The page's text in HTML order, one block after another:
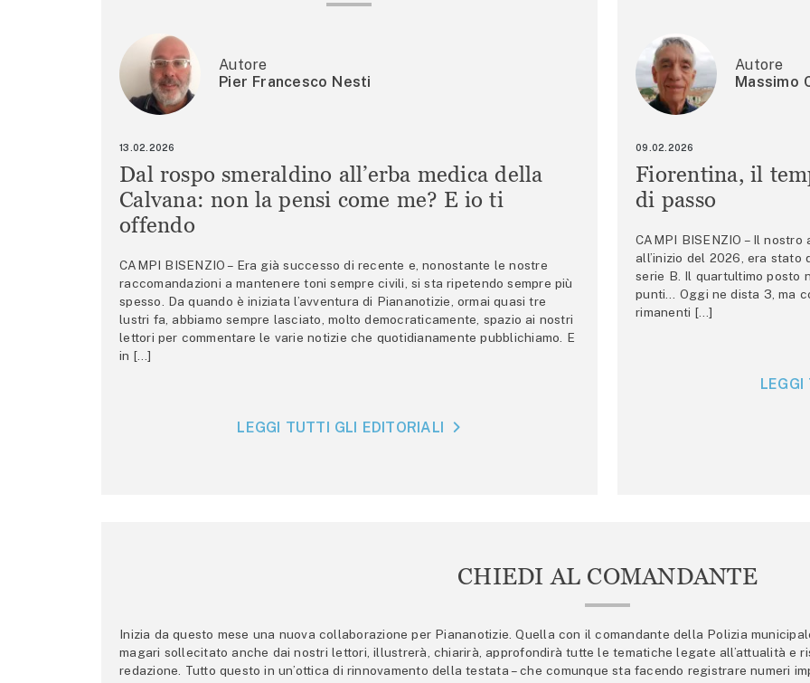
Autore
Pier Francesco Nesti
13.02.2026
Dal rospo smeraldino all’erba medica della
Calvana: non la pensi come me? E io ti
offendo
CAMPI BISENZIO – Era già successo di recente e, nonostante le nostre
raccomandazioni a mantenere toni sempre civili, si sta ripetendo sempre più
spesso. Da quando è iniziata l’avventura di Piananotizie, ormai quasi tre
lustri fa, abbiamo sempre lasciato, molto democraticamente, spazio ai nostri
lettori per commentare le varie notizie che quotidianamente pubblichiamo. E
in […]
LEGGI TUTTI GLI EDITORIALI
Autore
Massimo
09.02.2026
Fiorentina, il
di passo
CAMPI BISENZIO – Il
all’inizio del 2026, era stato
serie B. Il quartultimo posto
punti… Oggi ne dista 3, ma
rimanenti […]
CHIEDI AL COMANDANTE
Inizia da questo mese una nuova collaborazione per Piananotizie. Quella con il comandante della Polizia
magari sollecitato anche dai nostri lettori, illustrerà, chiarirà, approfondirà tutte le tematiche legate all’attualità e
redazione. Tutto questo in un’ottica di rinnovamento della testata – che comunque sta facendo registrare numeri